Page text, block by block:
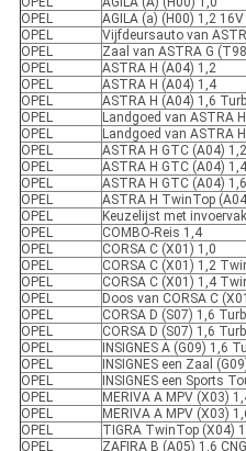
OPEL
AGILA (a) (H00) 1,2
OPEL
Vijfdeursauto van
OPEL
Zaal van ASTRA G
OPEL
ASTRA H (A04) 1,2
OPEL
ASTRA H (A04) 1,4
OPEL
ASTRA H (A04) 1,6
OPEL
Landgoed van ASTRA
OPEL
Landgoed van ASTRA
OPEL
ASTRA H GTC (A04) 1,2
OPEL
ASTRA H GTC (A04) 1,4
OPEL
ASTRA H GTC (A04)
OPEL
ASTRA H TwinTop
OPEL
Keuzelijst met
OPEL
COMBO-Reis 1,4
OPEL
CORSA C (X01) 1,0
OPEL
CORSA C (X01) 1,2
OPEL
CORSA C (X01) 1,4
OPEL
Doos van CORSA C
OPEL
CORSA D (S07) 1,6
OPEL
CORSA D (S07) 1,6
OPEL
INSIGNES A (G09) 1,6
OPEL
INSIGNES een Zaal
OPEL
INSIGNES een Sports
OPEL
MERIVA A MPV (X03)
OPEL
MERIVA A MPV (X03)
OPEL
TIGRA TwinTop (X04)
OPEL
ZAFIRA B (A05) 1,6